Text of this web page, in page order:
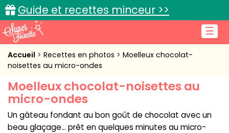
☰
Guide et recettes minceur >>
Accueil
Cuisine pratique
L'actu cuisine
Accueil Recettes en photos
Moelleux chocolat-
noisettes au micro-ondes
Moelleux chocolat-noisettes au
micro-ondes
Un gâteau fondant au bon goût de chocolat avec un
beau glaçage... prêt en quelques minutes au micro-